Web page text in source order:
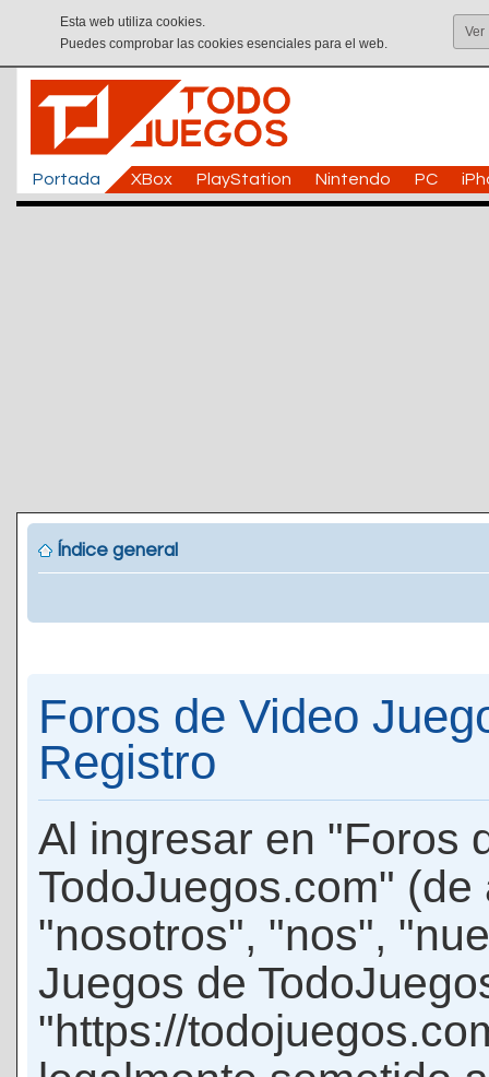
Esta web utiliza cookies.
Puedes comprobar las cookies esenciales para el web.
Ver
Portada XBox PlayStation Nintendo PC
Índice general
Foros de Video
Registro
Al ingresar en "Foros
TodoJuegos.com"
"nosotros", "nos",
Juegos de
"https://